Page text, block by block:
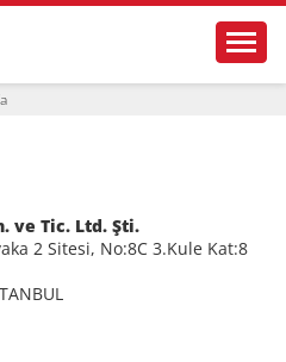
ve Tic. Ltd. Şti.
2 Sitesi, No:8C 3.Kule Kat:8